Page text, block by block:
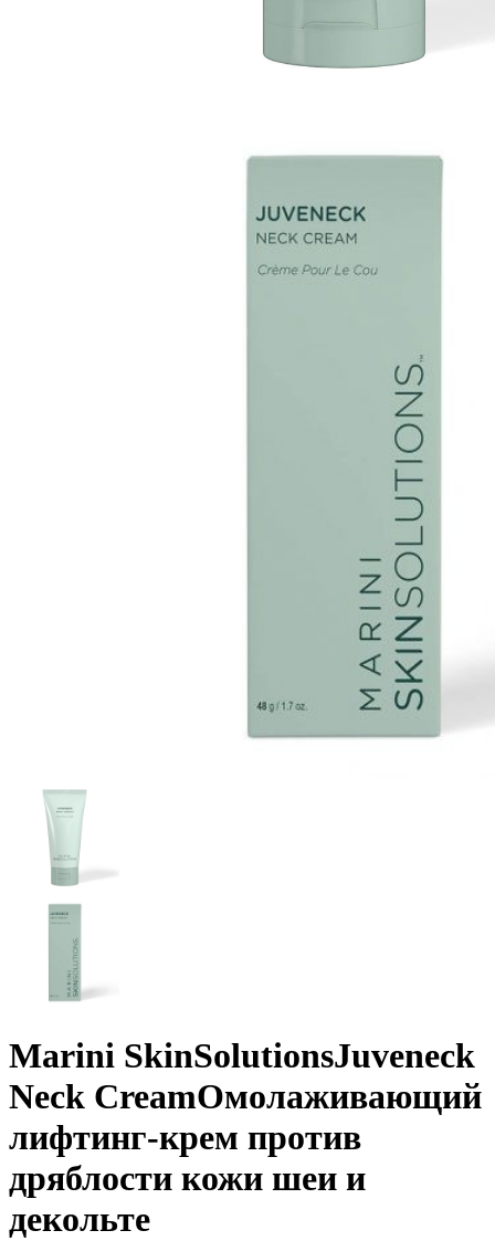
Marini SkinSolutionsJuveneck
Neck CreamОмолаживающий
лифтинг-крем против
дряблости кожи шеи и
декольте